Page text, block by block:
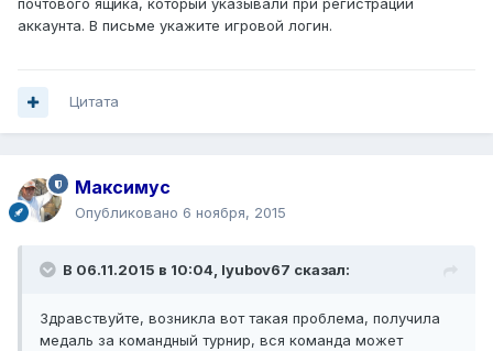
почтового ящика, который указывали при регистрации
аккаунта. В письме укажите игровой логин.
Цитата
Максимус
Опубликовано 6 ноября, 2015
В 06.11.2015 в 10:04, lyubov67 сказал:
Здравствуйте, возникла вот такая проблема, получила
медаль за командный турнир, вся команда может